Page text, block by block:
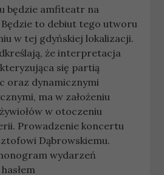
będzie amfiteatr na
to debiut tego utworu
w tej gdyńskiej lokalizacji.
że interpretacja
się partią
oraz dynamicznymi
ma w założeniu
w otoczeniu
Prowadzenie koncertu
Dąbrowskiemu.
wydarzeń